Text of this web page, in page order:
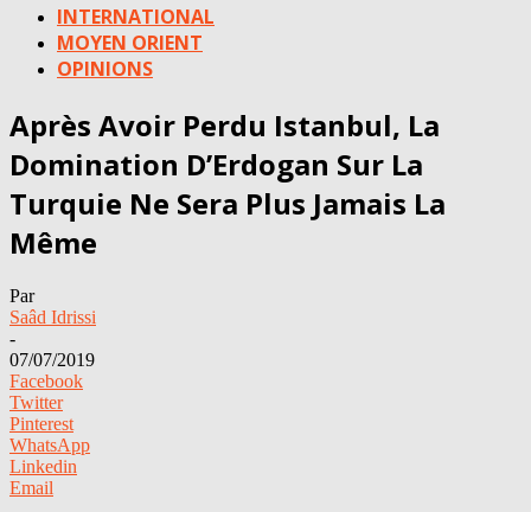
INTERNATIONAL
MOYEN ORIENT
OPINIONS
Après Avoir Perdu Istanbul, La
Domination D’Erdogan Sur La
Turquie Ne Sera Plus Jamais La
Même
Par
Saâd Idrissi
-
07/07/2019
Facebook
Twitter
Pinterest
WhatsApp
Linkedin
Email